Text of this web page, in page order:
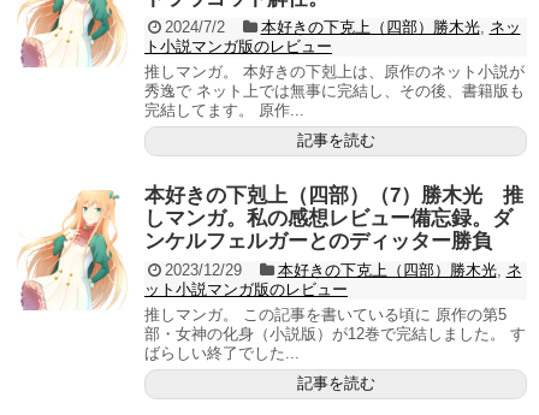
2024/7/2 本好きの下克上（四部）勝木光, ネッ
ト小説マンガ版のレビュー
推しマンガ。 本好きの下剋上は、原作のネット小説が
秀逸で ネット上では無事に完結し、その後、書籍版も
完結してます。 原作...
記事を読む
本好きの下剋上（四部）（7）勝木光 推
しマンガ。私の感想レビュー備忘録。ダ
ンケルフェルガーとのディッター勝負
2023/12/29 本好きの下克上（四部）勝木光, ネ
ット小説マンガ版のレビュー
推しマンガ。 この記事を書いている頃に 原作の第5
部・女神の化身（小説版）が12巻で完結しました。 す
ばらしい終了でした...
記事を読む